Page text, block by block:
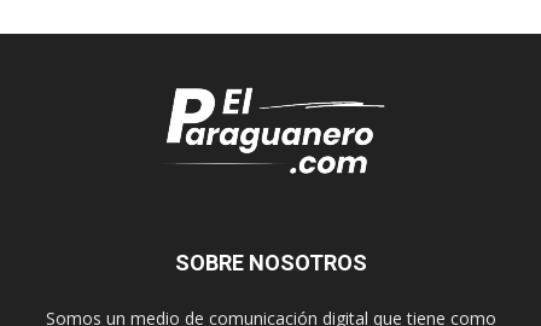
SOBRE NOSOTROS
Somos un medio de comunicación digital que tiene como